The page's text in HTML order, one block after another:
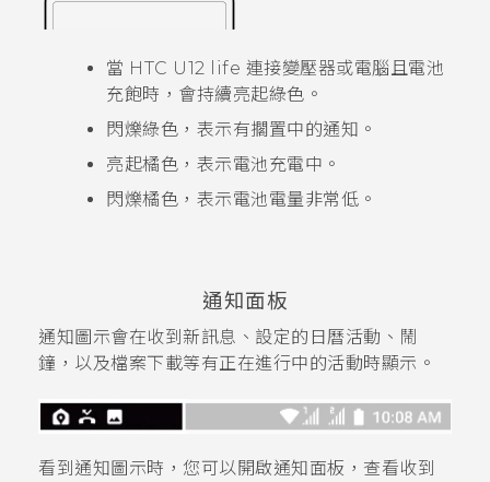
當 HTC U12 life 連接變壓器或電腦且電池
充飽時，會持續亮起綠色。
閃爍綠色，表示有擱置中的通知。
亮起橘色，表示電池充電中。
閃爍橘色，表示電池電量非常低。
通知面板
通知圖示會在收到新訊息、設定的日曆活動、鬧
鐘，以及檔案下載等有正在進行中的活動時顯示。
看到通知圖示時，您可以開啟通知面板，查看收到